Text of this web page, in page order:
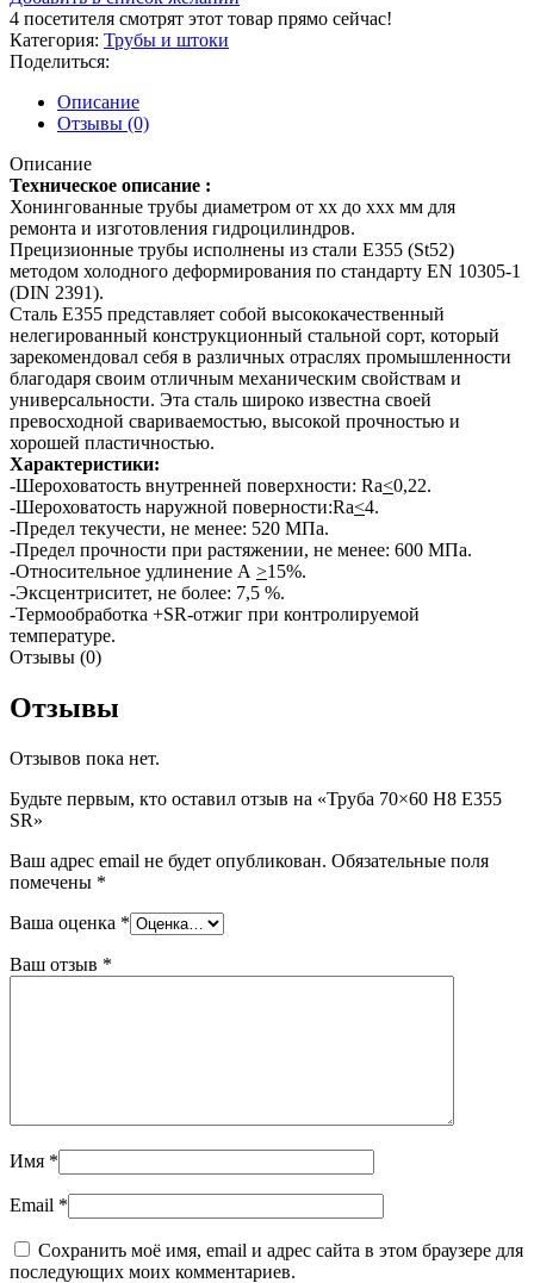
4 посетителя смотрят этот товар прямо сейчас!
Категория: Трубы и штоки
Поделиться:
Описание
Отзывы (0)
Описание
Техническое описание :
Хонингованные трубы диаметром от хх до ххх мм для
ремонта и изготовления гидроцилиндров.
Прецизионные трубы исполнены из стали E355 (St52)
методом холодного деформирования по стандарту EN 10305-1
(DIN 2391).
Сталь E355 представляет собой высококачественный
нелегированный конструкционный стальной сорт, который
зарекомендовал себя в различных отраслях промышленности
благодаря своим отличным механическим свойствам и
универсальности. Эта сталь широко известна своей
превосходной свариваемостью, высокой прочностью и
хорошей пластичностью.
Характеристики:
-Шероховатость внутренней поверхности: Ra<0,22.
-Шероховатость наружной поверности:Ra<4.
-Предел текучести, не менее: 520 МПа.
-Предел прочности при растяжении, не менее: 600 МПа.
-Относительное удлинение A >15%.
-Эксцентриситет, не более: 7,5 %.
-Термообработка +SR-отжиг при контролируемой
температуре.
Отзывы (0)
Отзывы
Отзывов пока нет.
Будьте первым, кто оставил отзыв на «Труба 70×60 H8 E355
SR»
Ваш адрес email не будет опубликован. Обязательные поля
помечены *
Ваша оценка *
Ваш отзыв *
Имя *
Email *
Сохранить моё имя, email и адрес сайта в этом браузере для
последующих моих комментариев.